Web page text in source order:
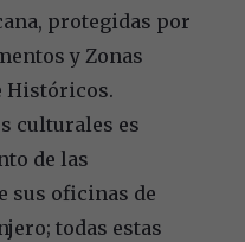
protegidas por
y Zonas
Históricos.
culturales es
de las
sus oficinas de
todas estas